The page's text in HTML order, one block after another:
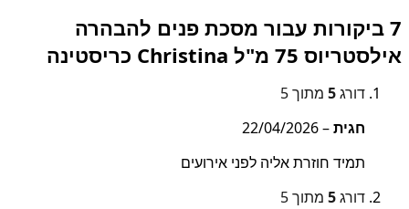
7 ביקורות עבור
מסכת פנים להבהרה
אילסטריוס 75 מ"ל Christina כריסטינה
דורג5 מתוך 5
חגית–
22/04/2026
תמיד חוזרת אליה לפני אירועים
דורג5 מתוך 5